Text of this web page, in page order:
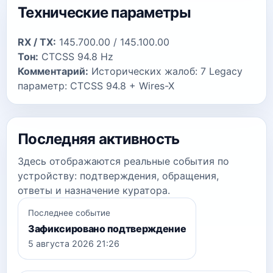
Технические параметры
RX / TX: 145.700.00 / 145.100.00
Тон: CTCSS 94.8 Hz
Комментарий: Исторических жалоб: 7 Legacy
параметр: CTCSS 94.8 + Wires-X
Последняя активность
Здесь отображаются реальные события по
устройству: подтверждения, обращения,
ответы и назначение куратора.
Последнее событие
Зафиксировано подтверждение
5 августа 2026 21:26